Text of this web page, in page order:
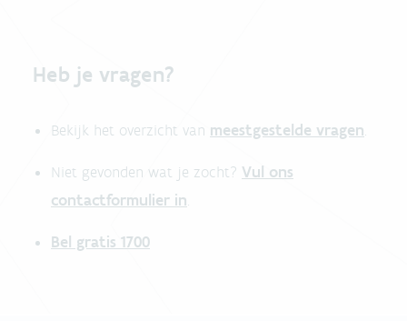
Heb je vragen?
Bekijk het overzicht van meestgestelde vragen.
Niet gevonden wat je zocht? Vul ons
contactformulier in.
Bel gratis 1700